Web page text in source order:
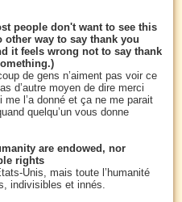
people don't want to see this
other way to say thank you
it feels wrong not to say thank
de gens n’aiment pas voir ce
d’autre moyen de dire merci
l’a donné et ça ne me parait
quelqu’un vous donne
are endowed, nor
rights
Unis, mais toute l’humanité
indivisibles et innés.